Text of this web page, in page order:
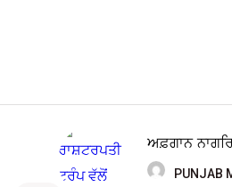
ਅਫ਼ਗਾਨ
PUNJAB